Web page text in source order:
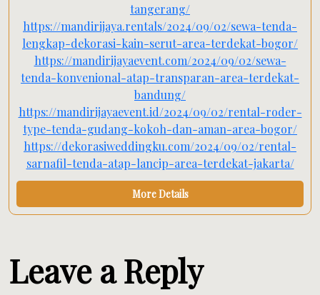
tangerang/
https://mandirijaya.rentals/2024/09/02/sewa-tenda-
lengkap-dekorasi-kain-serut-area-terdekat-bogor/
https://mandirijayaevent.com/2024/09/02/sewa-
tenda-konvenional-atap-transparan-area-terdekat-
bandung/
https://mandirijayaevent.id/2024/09/02/rental-roder-
type-tenda-gudang-kokoh-dan-aman-area-bogor/
https://dekorasiweddingku.com/2024/09/02/rental-
sarnafil-tenda-atap-lancip-area-terdekat-jakarta/
More Details
Leave a Reply